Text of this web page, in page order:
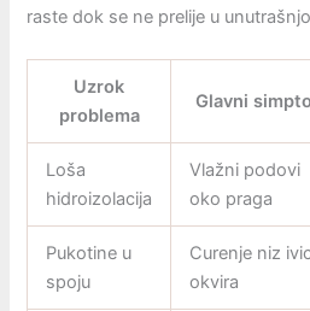
raste dok se ne prelije u
Uzrok
problema
Glavni
Loša
hidroizolacija
Vlažni podovi
oko praga
Pukotine u
spoju
Curenje niz
okvira